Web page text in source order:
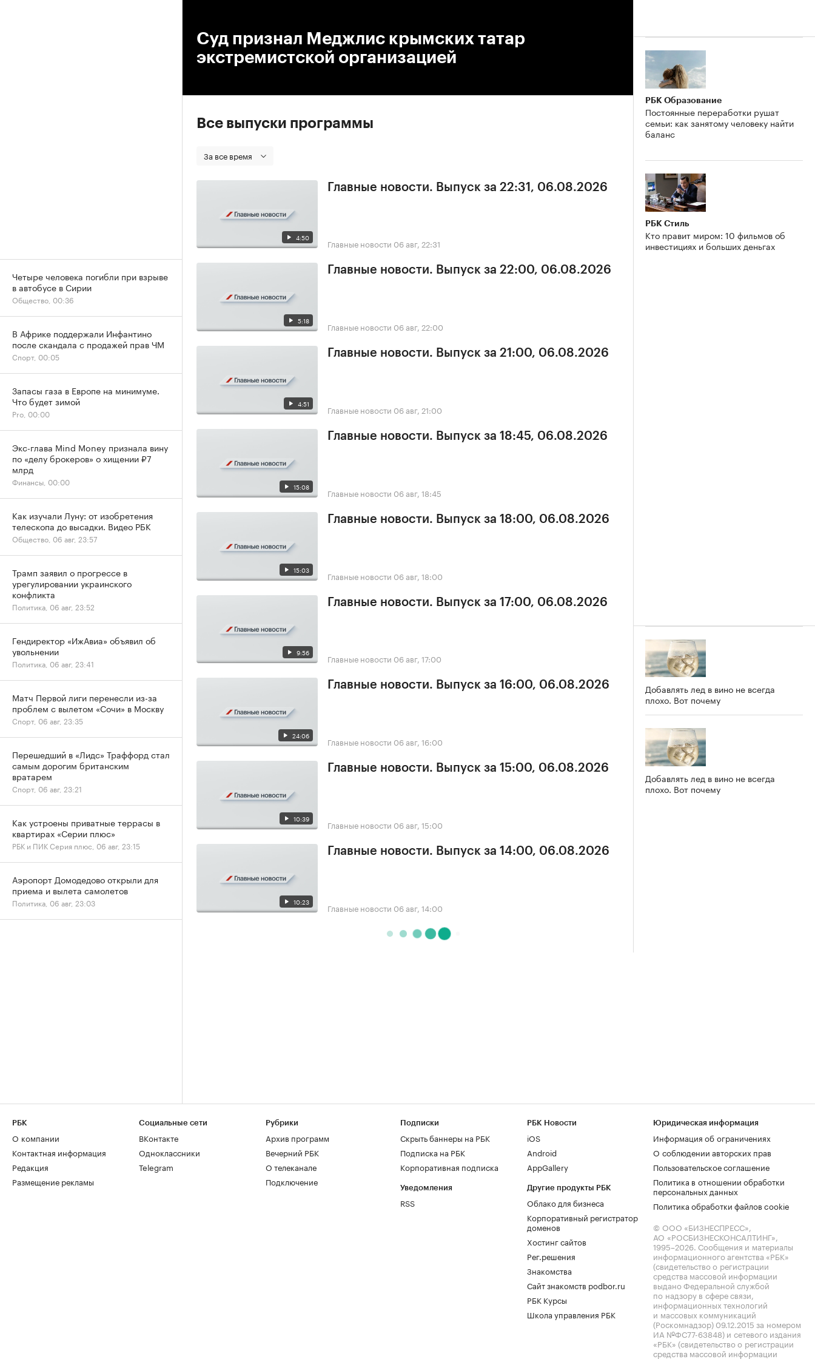
Суд признал Меджлис крымских татар
экстремистской организацией
Все выпуски программы
За все время
4:50
Главные новости. Выпуск за 22:31, 06.08.2026
Главные новости 06 авг, 22:31
5:18
Главные новости. Выпуск за 22:00, 06.08.2026
Главные новости 06 авг, 22:00
4:51
Главные новости. Выпуск за 21:00, 06.08.2026
Главные новости 06 авг, 21:00
15:08
Главные новости. Выпуск за 18:45, 06.08.2026
Главные новости 06 авг, 18:45
15:03
Главные новости. Выпуск за 18:00, 06.08.2026
Главные новости 06 авг, 18:00
9:56
Главные новости. Выпуск за 17:00, 06.08.2026
Главные новости 06 авг, 17:00
24:06
Главные новости. Выпуск за 16:00, 06.08.2026
Главные новости 06 авг, 16:00
10:39
Главные новости. Выпуск за 15:00, 06.08.2026
Главные новости 06 авг, 15:00
10:23
Главные новости. Выпуск за 14:00, 06.08.2026
Главные новости 06 авг, 14:00
РБК Образование
Постоянные переработки рушат
семьи: как занятому человеку найти
баланс
РБК Стиль
Кто правит миром: 10 фильмов об
инвестициях и больших деньгах
Добавлять лед в вино не всегда
плохо. Вот почему
Добавлять лед в вино не всегда
плохо. Вот почему
Четыре человека погибли при взрыве
в автобусе в Сирии
Общество, 00:36
В Африке поддержали Инфантино
после скандала с продажей прав ЧМ
Спорт, 00:05
Запасы газа в Европе на минимуме.
Что будет зимой
Pro, 00:00
Экс-глава Mind Money признала вину
по «делу брокеров» о хищении ₽7
млрд
Финансы, 00:00
Как изучали Луну: от изобретения
телескопа до высадки. Видео РБК
Общество, 06 авг, 23:57
Трамп заявил о прогрессе в
урегулировании украинского
конфликта
Политика, 06 авг, 23:52
Гендиректор «ИжАвиа» объявил об
увольнении
Политика, 06 авг, 23:41
Матч Первой лиги перенесли из-за
проблем с вылетом «Сочи» в Москву
Спорт, 06 авг, 23:35
Перешедший в «Лидс» Траффорд стал
самым дорогим британским
вратарем
Спорт, 06 авг, 23:21
Как устроены приватные террасы в
квартирах «Серии плюс»
РБК и ПИК Серия плюс, 06 авг, 23:15
Аэропорт Домодедово открыли для
приема и вылета самолетов
Политика, 06 авг, 23:03
РБК
О компании
Контактная информация
Редакция
Размещение рекламы
Социальные сети
ВКонтакте
Одноклассники
Telegram
Рубрики
Архив программ
Вечерний РБК
О телеканале
Подключение
Подписки
Скрыть баннеры на РБК
Подписка на РБК
Корпоративная подписка
Уведомления
RSS
РБК Новости
iOS
Android
AppGallery
Другие продукты РБК
Облако для бизнеса
Корпоративный регистратор
доменов
Хостинг сайтов
Рег.решения
Знакомства
Сайт знакомств podbor.ru
РБК Курсы
Школа управления РБК
Юридическая информация
Информация об ограничениях
О соблюдении авторских прав
Пользовательское соглашение
Политика в отношении обработки
персональных данных
Политика обработки файлов cookie
© ООО «БИЗНЕСПРЕСС»,
АО «РОСБИЗНЕСКОНСАЛТИНГ»,
1995–2026. Сообщения и материалы
информационного агентства «РБК»
(свидетельство о регистрации
средства массовой информации
выдано Федеральной службой
по надзору в сфере связи,
информационных технологий
и массовых коммуникаций
(Роскомнадзор) 09.12.2015 за номером
ИА №ФС77-63848) и сетевого издания
«РБК» (свидетельство о регистрации
средства массовой информации